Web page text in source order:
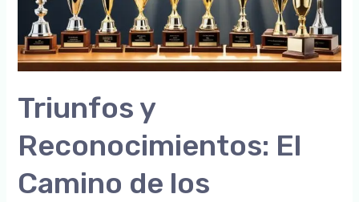
Triunfos y
Reconocimientos: El
Camino de los